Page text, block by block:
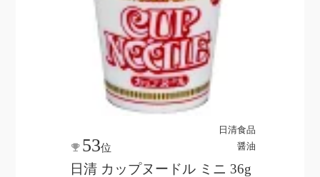
日清食品
醤油
53位
日清 カップヌードル ミニ 36g